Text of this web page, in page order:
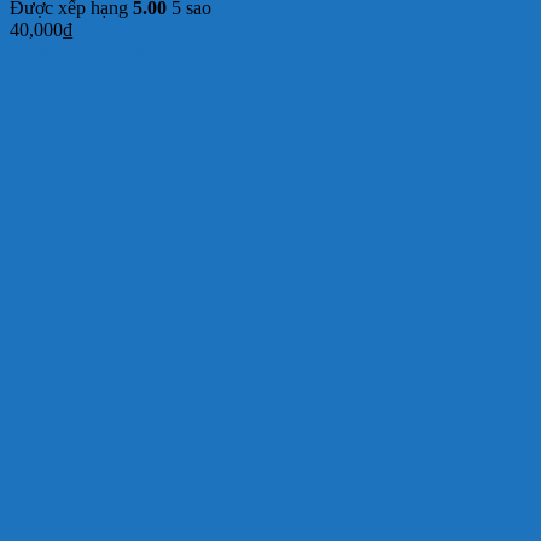
Được xếp hạng 5.00 5 sao
40,000₫